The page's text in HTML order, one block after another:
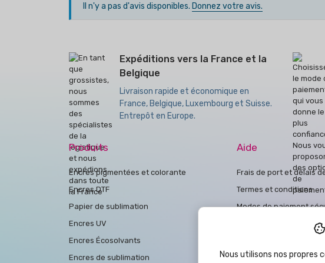
Il n'y a pas d'avis disponibles. Donnez votre avis.
Expéditions vers la France et la
Belgique
Livraison rapide et économique en
France, Belgique, Luxembourg et Suisse.
Entrepôt en Europe.
Produits
Encres pigmentées et colorante
Encres DTF
Papier de sublimation
Encres UV
Encres Écosolvants
Encres de sublimation
Aide
Frais de port et délais
Termes et conditions
Modes de paiement
Conditions d'achat
Nous utilisons nos propres